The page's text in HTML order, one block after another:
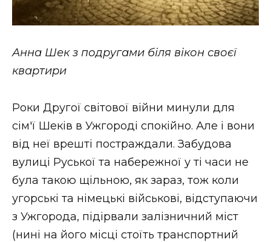
Анна Шек з подругами біля вікон своєї
квартири
Роки Другої світової війни минули для
сім'ї Шеків в Ужгороді спокійно. Але і вони
від неї врешті постраждали. Забудова
вулиці Руської та набережної у ті часи не
була такою щільною, як зараз, тож коли
угорські та німецькі військові, відступаючи
з Ужгорода, підірвали залізничний міст
(нині на його місці стоїть транспортний